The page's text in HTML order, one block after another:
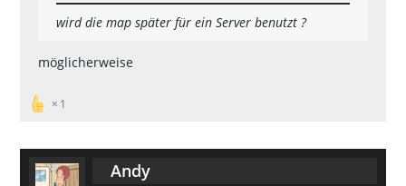
wird die map später für ein Server benutzt ?
möglicherweise
1
Andy